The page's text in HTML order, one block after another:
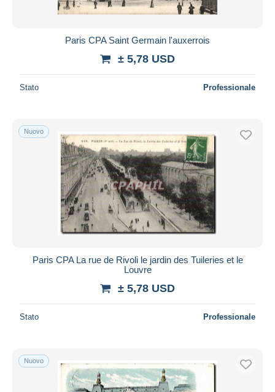
Paris CPA Saint Germain l'auxerrois
± 5,78 USD
Stato Professionale
Nuovo
Paris CPA La rue de Rivoli le jardin des Tuileries et le
Louvre
± 5,78 USD
Stato Professionale
Nuovo